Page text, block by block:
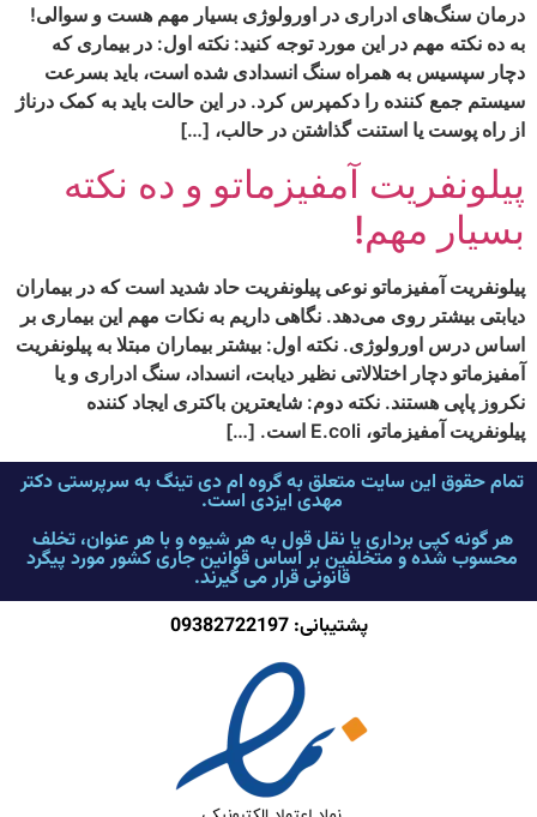
درمان سنگ‌های ادراری در اورولوژی بسیار مهم هست و سوالی!
به ده نکته مهم در این مورد توجه کنید: نکته اول: در بیماری که
دچار سپسیس به همراه سنگ انسدادی شده است، باید بسرعت
سیستم جمع کننده را دکمپرس کرد. در این حالت باید به کمک درناژ
از راه پوست یا استنت گذاشتن در حالب، […]
پیلونفریت آمفیزماتو و ده نکته
بسیار مهم!
پیلونفریت آمفیزماتو نوعی پیلونفریت حاد شدید است که در بیماران
دیابتی بیشتر روی می‌دهد. نگاهی داریم به نکات مهم این بیماری بر
اساس درس اورولوژی. نکته اول: بیشتر بیماران مبتلا به پیلونفریت
آمفیزماتو دچار اختلالاتی نظیر دیابت، انسداد، سنگ ادراری و یا
نکروز پاپی هستند. نکته دوم: شایعترین باکتری ایجاد کننده
پیلونفریت آمفیزماتو، E.coli است. […]
تمام حقوق این سایت متعلق به گروه ام دی تینگ به سرپرستی دکتر
مهدی ایزدی است.
هر گونه کپی برداری یا نقل قول به هر شیوه و با هر عنوان، تخلف
محسوب شده و متخلفین بر اساس قوانین جاری کشور مورد پیگرد
قانونی قرار می گیرند.
پشتیبانی: 09382722197